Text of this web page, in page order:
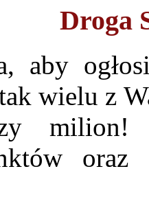
Droga
aby
wielu z
milion!